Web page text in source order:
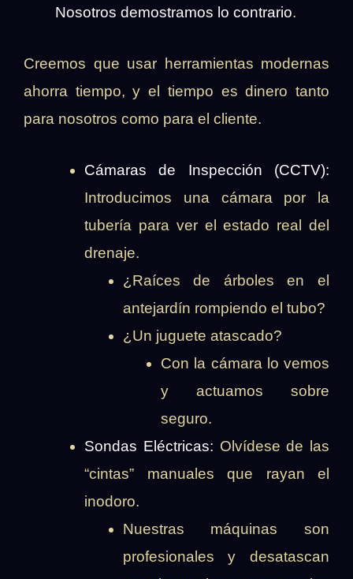
Nosotros demostramos lo contrario.
Creemos que usar herramientas modernas
ahorra tiempo, y el tiempo es dinero tanto
para nosotros como para el cliente.
Cámaras de Inspección (CCTV):
Introducimos una cámara por la
tubería para ver el estado real del
drenaje.
¿Raíces de árboles en el
antejardín rompiendo el tubo?
¿Un juguete atascado?
Con la cámara lo vemos
y actuamos sobre
seguro.
Sondas Eléctricas: Olvídese de las
“cintas” manuales que rayan el
inodoro.
Nuestras máquinas son
profesionales y desatascan